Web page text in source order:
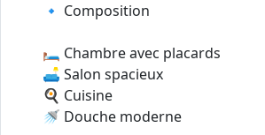
🔹 Composition
🛏️ Chambre avec placards
🛋️ Salon spacieux
🍳 Cuisine
🚿 Douche moderne